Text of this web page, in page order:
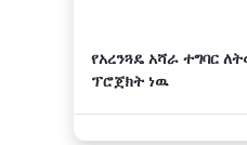
የአረንጓዴ አሻራ ተግባር
ፕሮጀክት ነዉ